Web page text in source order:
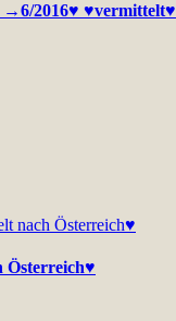
→6/2016♥ ♥vermittelt♥
Österreich♥